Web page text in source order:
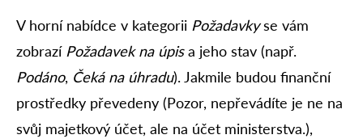
V horní nabídce v kategorii Požadavkyse vám
zobrazí Požadavek na úpisa jeho stav (např.
Podáno, Čeká na úhradu). Jakmile budou finanční
prostředky převedeny (Pozor, nepřevádíte je ne na
svůj majetkový účet, ale na účet ministerstva.),